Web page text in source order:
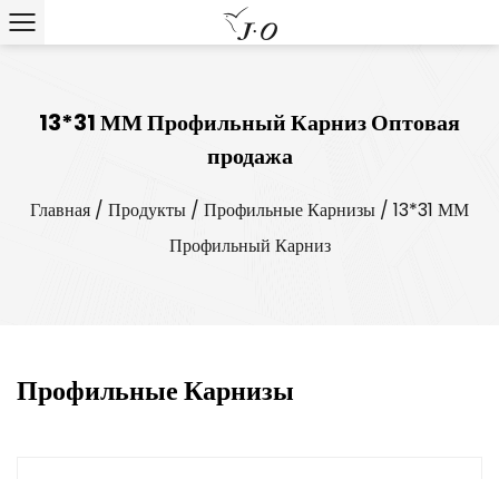
13*31 ММ Профильный Карниз Оптовая
продажа
Главная / Продукты / Профильные Карнизы / 13*31 ММ
Профильный Карниз
Профильные Карнизы